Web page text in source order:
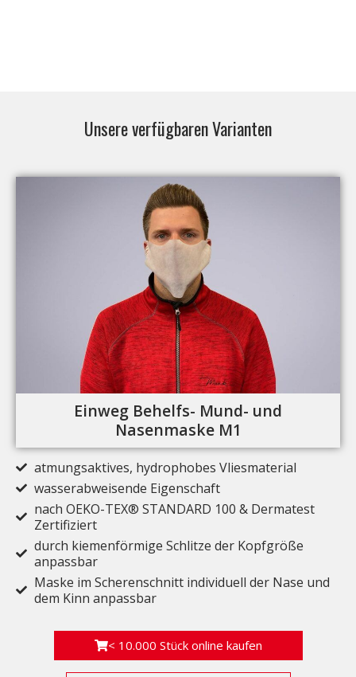
Unsere verfügbaren Varianten
Einweg Behelfs- Mund- und
Nasenmaske M1
atmungsaktives, hydrophobes Vliesmaterial
wasserabweisende Eigenschaft
nach OEKO-TEX® STANDARD 100 & Dermatest
Zertifiziert
durch kiemenförmige Schlitze der Kopfgröße
anpassbar
Maske im Scherenschnitt individuell der Nase und
dem Kinn anpassbar
< 10.000 Stück online kaufen